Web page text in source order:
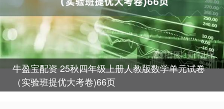
牛盈宝配资 25秋四年级上册人教版数学单元试卷
（实验班提优大考卷)66页